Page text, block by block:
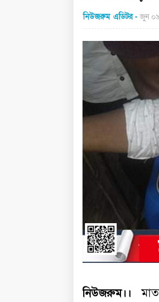
নিউজরুম এডিটর জুন
নিউজরুম।।